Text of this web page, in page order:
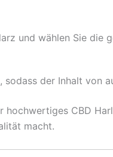
und wählen Sie die
der Inhalt von
CBD
macht.